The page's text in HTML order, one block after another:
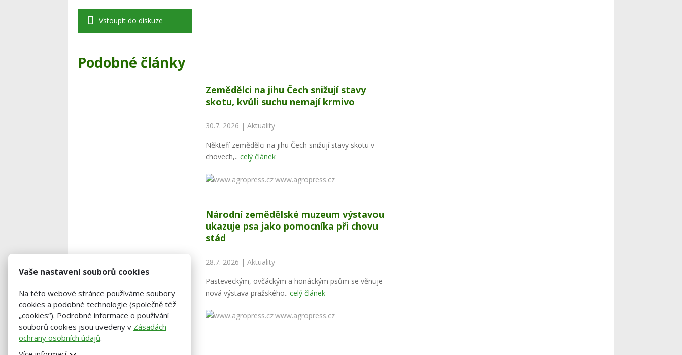
Vstoupit do diskuze
Podobné články
Zemědělci na jihu Čech snižují stavy
skotu, kvůli suchu nemají krmivo
30.7. 2026 | Aktuality
Někteří zemědělci na jihu Čech snižují stavy skotu v
chovech,.. celý článek
www.agropress.cz
Národní zemědělské muzeum výstavou
ukazuje psa jako pomocníka při chovu
stád
28.7. 2026 | Aktuality
Pasteveckým, ovčáckým a honáckým psům se věnuje
nová výstava pražského.. celý článek
www.agropress.cz
Vaše nastavení souborů cookies
Na této webové stránce používáme soubory
cookies a podobné technologie (společně též
„cookies“). Podrobné informace o používání
souborů cookies jsou uvedeny v Zásadách
ochrany osobních údajů.